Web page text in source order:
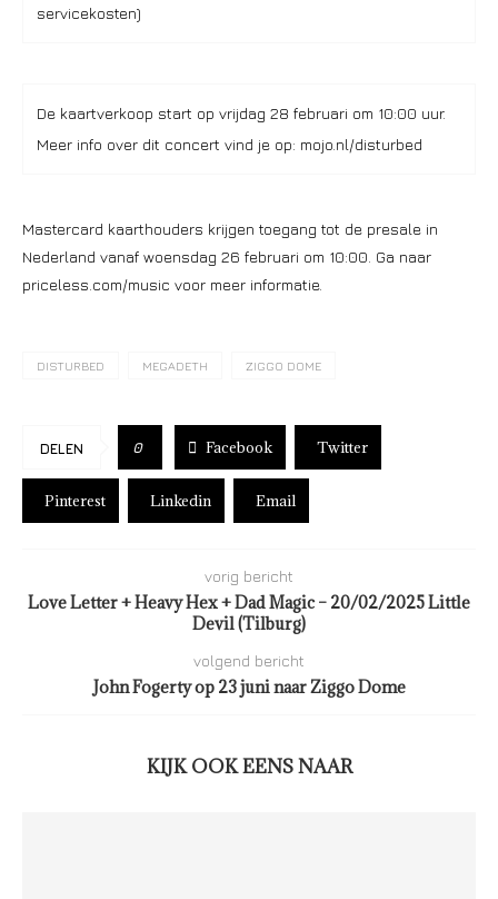
servicekosten)
De kaartverkoop start op vrijdag 28 februari om 10:00 uur.
Meer info over dit concert vind je op: mojo.nl/disturbed
Mastercard kaarthouders krijgen toegang tot de presale in
Nederland vanaf woensdag 26 februari om 10:00. Ga naar
priceless.com/music voor meer informatie.
DISTURBED MEGADETH ZIGGO DOME
DELEN 0 Facebook Twitter
Pinterest Linkedin Email
vorig bericht
Love Letter + Heavy Hex + Dad Magic – 20/02/2025 Little
Devil (Tilburg)
volgend bericht
John Fogerty op 23 juni naar Ziggo Dome
KIJK OOK EENS NAAR